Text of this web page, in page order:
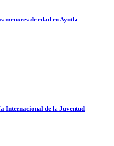
menores de edad en Ayutla
Internacional de la Juventud